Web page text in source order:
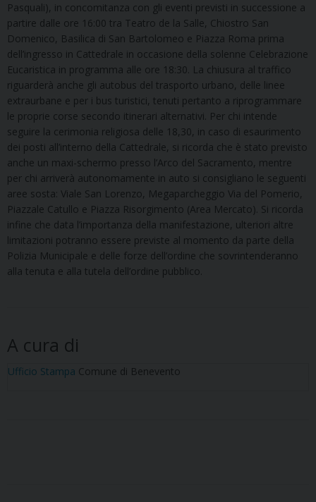
Pasquali), in concomitanza con gli eventi previsti in successione a
partire dalle ore 16:00 tra Teatro de la Salle, Chiostro San
Domenico, Basilica di San Bartolomeo e Piazza Roma prima
dell’ingresso in Cattedrale in occasione della solenne Celebrazione
Eucaristica in programma alle ore 18:30. La chiusura al traffico
riguarderà anche gli autobus del trasporto urbano, delle linee
extraurbane e per i bus turistici, tenuti pertanto a riprogrammare
le proprie corse secondo itinerari alternativi. Per chi intende
seguire la cerimonia religiosa delle 18,30, in caso di esaurimento
dei posti all’interno della Cattedrale, si ricorda che è stato previsto
anche un maxi-schermo presso l’Arco del Sacramento, mentre
per chi arriverà autonomamente in auto si consigliano le seguenti
aree sosta: Viale San Lorenzo, Megaparcheggio Via del Pomerio,
Piazzale Catullo e Piazza Risorgimento (Area Mercato). Si ricorda
infine che data l’importanza della manifestazione, ulteriori altre
limitazioni potranno essere previste al momento da parte della
Polizia Municipale e delle forze dell’ordine che sovrintenderanno
alla tenuta e alla tutela dell’ordine pubblico.
A cura di
Ufficio Stampa Comune di Benevento